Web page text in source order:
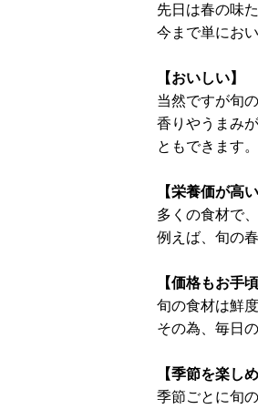
先日は春の味
今まで単にお
【おいしい】
当然ですが旬
香りやうまみ
ともできます。
【栄養価が高い
多くの食材で
例えば、旬の
【価格もお手頃
旬の食材は鮮
その為、毎日
【季節を楽しめ
季節ごとに旬